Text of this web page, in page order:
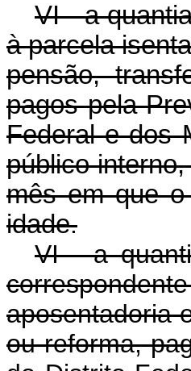
VI - a
à parcela
pensão,
pagos pela
Federal e dos
público
mês em que
idade.
VI - a
aposentadoria
ou reforma,